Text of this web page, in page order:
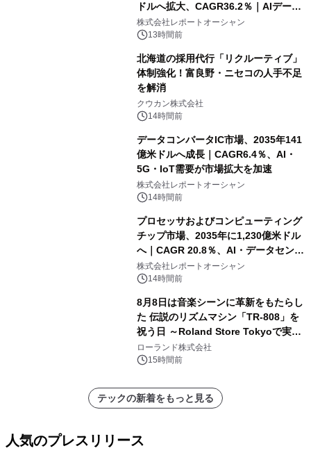
ドルへ拡大、CAGR36.2％｜AIデータ
センター・高速光通信需要が成長を加
速
株式会社レポートオーシャン
13時間前
北海道の採用代行「リクルーティブ」
体制強化！富良野・ニセコの人手不足
を解消
クウカン株式会社
14時間前
データコンバータIC市場、2035年141
億米ドルへ成長｜CAGR6.4％、AI・
5G・IoT需要が市場拡大を加速
株式会社レポートオーシャン
14時間前
プロセッサおよびコンピューティング
チップ市場、2035年に1,230億米ドル
へ｜CAGR 20.8％、AI・データセンタ
ー需要が成長を牽引
株式会社レポートオーシャン
14時間前
8月8日は音楽シーンに革新をもたらし
た 伝説のリズムマシン「TR-808」を
祝う日 ～Roland Store Tokyoで実機
を展示しての 記念キャンペーンを開
催 英国ラジオ「NTS」の 特別プログ
アーティストを フィーチャーしたアニ
メーションを公開～
ローランド株式会社
15時間前
テックの新着をもっと見る
人気のプレスリリース